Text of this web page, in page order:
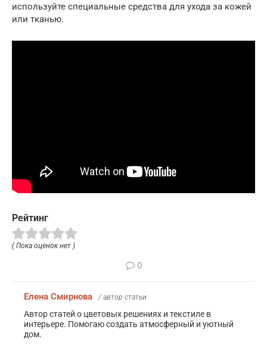
используйте специальные средства для ухода за кожей
или тканью.
Рейтинг
( Пока оценок нет )
0
Елена Смирнова / автор статьи
Автор статей о цветовых решениях и текстиле в
интерьере. Помогаю создать атмосферный и уютный
дом.